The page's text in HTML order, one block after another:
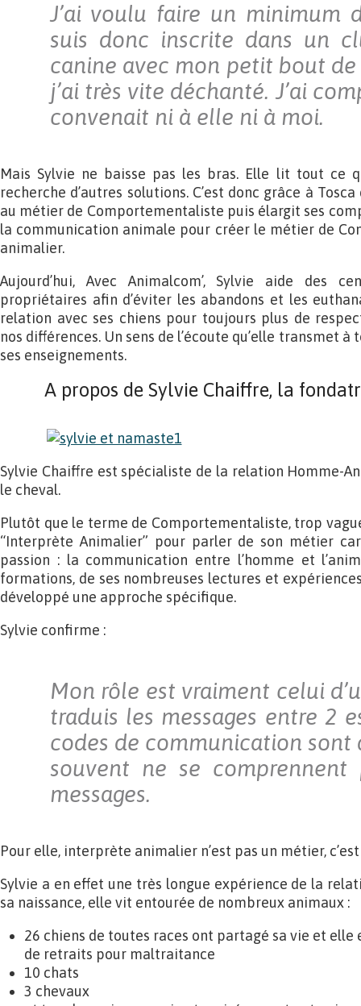
J’ai voulu faire un minimum
suis donc inscrite dans un
canine avec mon petit bout de
j’ai très vite déchanté. J’ai
convenait ni à elle ni à moi.
Mais Sylvie ne baisse pas les bras. Elle lit tout ce
recherche d’autres solutions. C’est donc grâce à
au métier de Comportementaliste puis élargit ses
la communication animale pour créer le métier de
animalier.
Aujourd’hui, Avec Animalcom’, Sylvie aide des
propriétaires afin d’éviter les abandons et les
relation avec ses chiens pour toujours plus de
nos différences. Un sens de l’écoute qu’elle transmet
ses enseignements.
A propos de Sylvie Chaiffre, la
Sylvie Chaiffre est spécialiste de la relation Homme-
le cheval.
Plutôt que le terme de Comportementaliste, trop
“Interprète Animalier” pour parler de son métier
passion : la communication entre l’homme et
formations, de ses nombreuses lectures et
développé une approche spécifique.
Sylvie confirme :
Mon rôle est vraiment celui
traduis les messages entre 2
codes de communication sont
souvent ne se comprennent
messages.
Pour elle, interprète animalier n’est pas un métier,
Sylvie a en effet une très longue expérience de la
sa naissance, elle vit entourée de nombreux animaux :
26 chiens de toutes races ont partagé sa vie et elle
de retraits pour maltraitance
10 chats
3 chevaux